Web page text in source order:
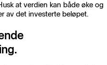
at verdien kan både øke og
av det investerte beløpet.